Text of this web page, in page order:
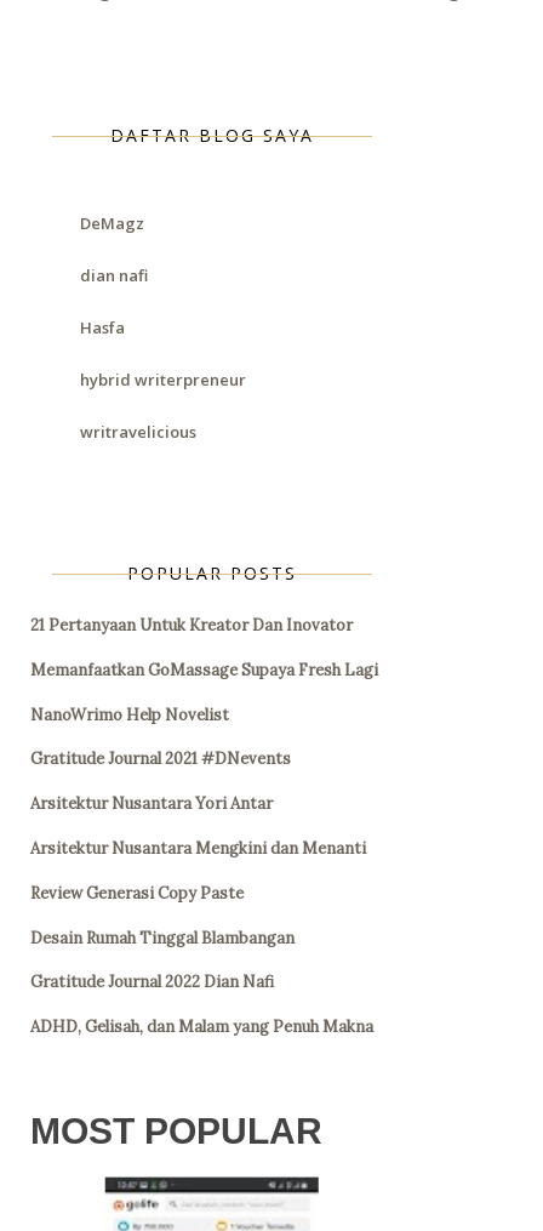
DAFTAR BLOG SAYA
DeMagz
dian nafi
Hasfa
hybrid writerpreneur
writravelicious
POPULAR POSTS
21 Pertanyaan Untuk Kreator Dan Inovator
Memanfaatkan GoMassage Supaya Fresh Lagi
NanoWrimo Help Novelist
Gratitude Journal 2021 #DNevents
Arsitektur Nusantara Yori Antar
Arsitektur Nusantara Mengkini dan Menanti
Review Generasi Copy Paste
Desain Rumah Tinggal Blambangan
Gratitude Journal 2022 Dian Nafi
ADHD, Gelisah, dan Malam yang Penuh Makna
MOST POPULAR